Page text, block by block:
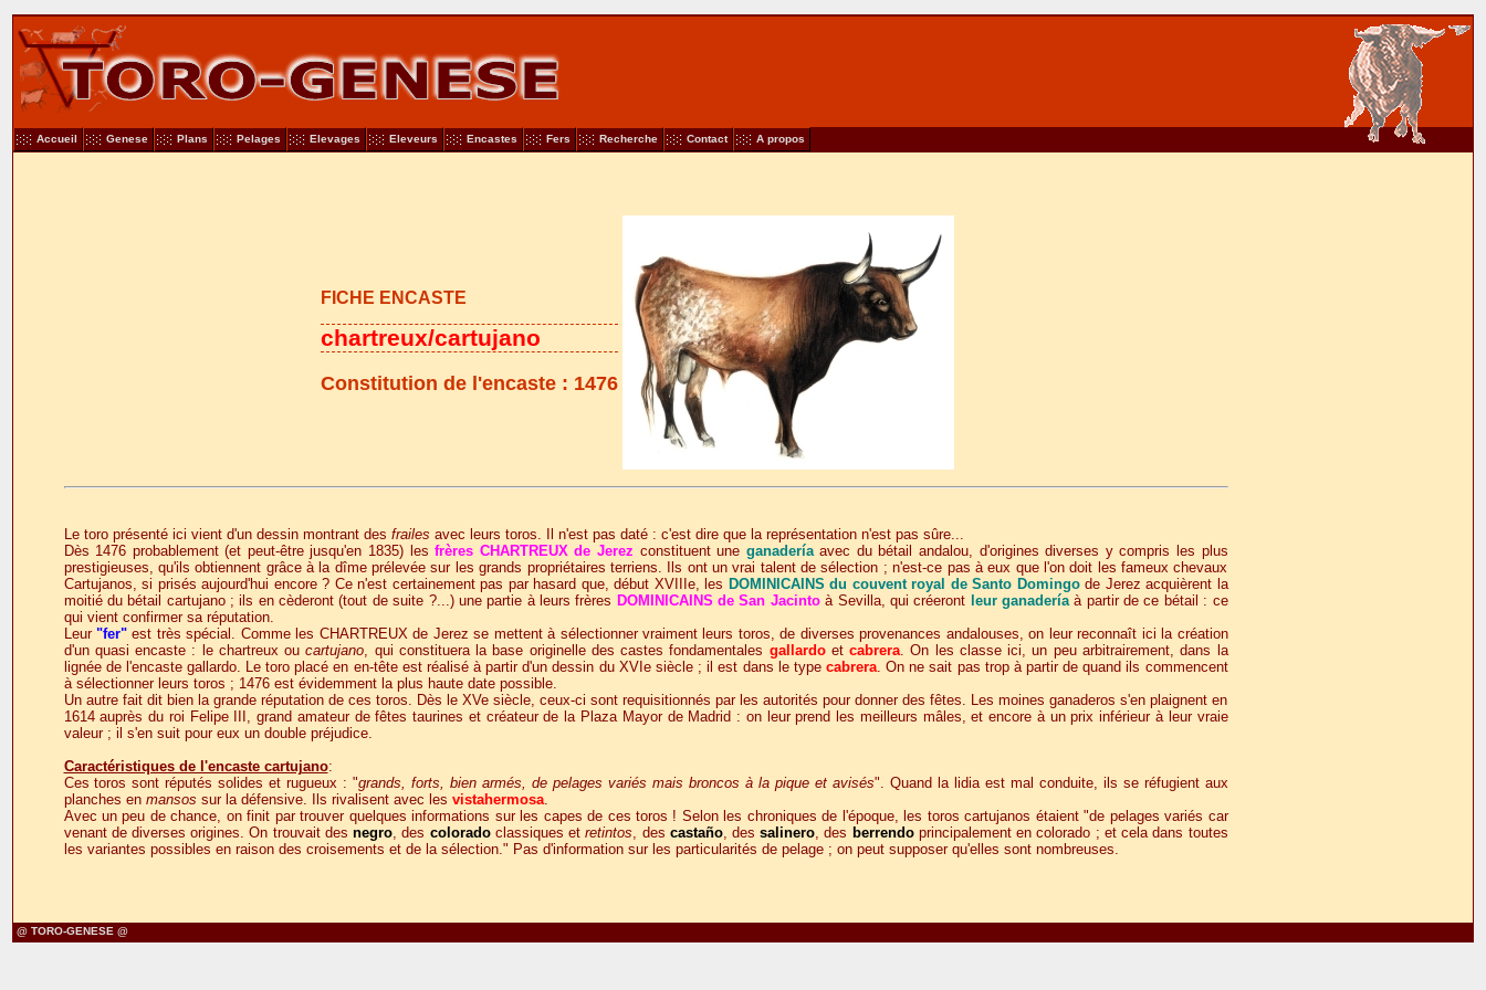
Accueil Genese Plans Pelages Elevages Eleveurs Encastes Fers Recherche Contact A propos
FICHE ENCASTE
chartreux/cartujano
Constitution de l'encaste : 1476
Le toro présenté ici vient d'un dessin montrant des frailes avec leurs toros. Il n'est pas daté : c'est dire que la représentation n'est pas sûre...
Dès 1476 probablement (et peut-être jusqu'en 1835) lesfrères CHARTREUX de Jerez constituent une ganaderíaavec du bétail andalou, d'origines diverses y compris les plus
prestigieuses, qu'ils obtiennent grâce à la dîme prélevée sur les grands propriétaires terriens. Ils ont un vrai talent de sélection ; n'est-ce pas à eux que l'on doit les fameux chevaux
Cartujanos, si prisés aujourd'hui encore ? Ce n'est certainement pas par hasard que, début XVIIIe, les DOMINICAINS du couvent royal de Santo Domingode Jerez acquièrent la
moitié du bétail cartujano ; ils en cèderont (tout de suite ?...) une partie à leurs frères DOMINICAINS de San Jacintoà Sevilla, qui créeront leur ganaderíaà partir de ce bétail : ce
qui vient confirmer sa réputation.
Leur "fer"est très spécial. Comme les CHARTREUX de Jerez se mettent à sélectionner vraiment leurs toros, de diverses provenances andalouses, on leur reconnaît ici la création
d'un quasi encaste : le chartreux oucartujano, qui constituera la base originelle des castes fondamentales gallardoetcabrera. On les classe ici, un peu arbitrairement, dans la
lignée de l'encaste gallardo. Le toro placé en en-tête est réalisé à partir d'un dessin du XVIe siècle ; il est dans le type cabrera. On ne sait pas trop à partir de quand ils commencent
à sélectionner leurs toros ; 1476 est évidemment la plus haute date possible.
Un autre fait dit bien la grande réputation de ces toros. Dès le XVe siècle, ceux-ci sont requisitionnés par les autorités pour donner des fêtes. Les moines ganaderos s'en plaignent en
1614 auprès du roi Felipe III, grand amateur de fêtes taurines et créateur de la Plaza Mayor de Madrid : on leur prend les meilleurs mâles, et encore à un prix inférieur à leur vraie
valeur ; il s'en suit pour eux un double préjudice.
Caractéristiques de l'encaste cartujano:
Ces toros sont réputés solides et rugueux : "grands, forts, bien armés, de pelages variés mais broncos à la pique et avisés". Quand la lidia est mal conduite, ils se réfugient aux
planches en mansos sur la défensive. Ils rivalisent avec les vistahermosa.
Avec un peu de chance, on finit par trouver quelques informations sur les capes de ces toros ! Selon les chroniques de l'époque, les toros cartujanos étaient "de pelages variés car
venant de diverses origines. On trouvait desnegro, des coloradoclassiques etretintos, des castaño, dessalinero, des berrendoprincipalement en colorado ; et cela dans toutes
les variantes possibles en raison des croisements et de la sélection." Pas d'information sur les particularités de pelage ; on peut supposer qu'elles sont nombreuses.
@ TORO-GENESE @